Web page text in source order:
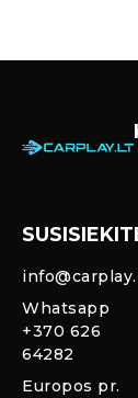
Whatsapp
+370 626
64282
Europos pr.